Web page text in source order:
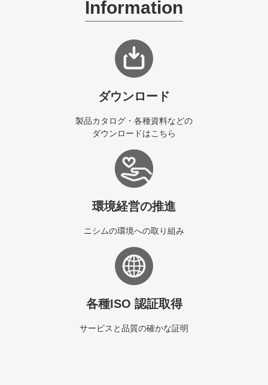
Information
ダウンロード
製品カタログ・各種資料などの
ダウンロードはこちら
環境経営の推進
ニシムの環境への取り組み
各種ISO 認証取得
サービスと品質の確かな証明